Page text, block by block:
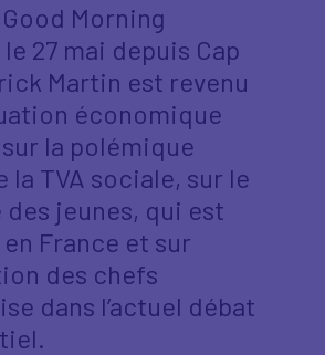
Morning
27 mai depuis Cap
Martin est revenu
économique
la polémique
la TVA sociale, sur le
des jeunes, qui est
France et sur
des chefs
dans l’actuel débat